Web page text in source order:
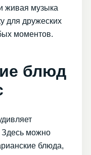
живая музыка
для дружеских
моментов.
блюд
Здесь можно
блюда,